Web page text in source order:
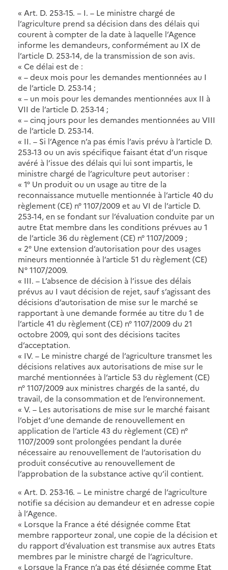
« Art. D. 253-15. − I. – Le ministre chargé de
l’agriculture prend sa décision dans des délais qui
courent à compter de la date à laquelle l’Agence
informe les demandeurs, conformément au IX de
l’article D. 253-14, de la transmission de son avis.
« Ce délai est de :
« – deux mois pour les demandes mentionnées au I
de l’article D. 253-14 ;
« – un mois pour les demandes mentionnées aux II à
VII de l’article D. 253-14 ;
« – cinq jours pour les demandes mentionnées au VIII
de l’article D. 253-14.
« II. – Si l’Agence n’a pas émis l’avis prévu à l’article D.
253-13 ou un avis spécifique faisant état d’un risque
avéré à l’issue des délais qui lui sont impartis, le
ministre chargé de l’agriculture peut autoriser :
« 1° Un produit ou un usage au titre de la
reconnaissance mutuelle mentionnée à l’article 40 du
règlement (CE) n° 1107/2009 et au VI de l’article D.
253-14, en se fondant sur l’évaluation conduite par un
autre Etat membre dans les conditions prévues au 1
de l’article 36 du règlement (CE) n° 1107/2009 ;
« 2° Une extension d’autorisation pour des usages
mineurs mentionnée à l’article 51 du règlement (CE)
N° 1107/2009.
« III. – L’absence de décision à l’issue des délais
prévus au I vaut décision de rejet, sauf s’agissant des
décisions d’autorisation de mise sur le marché se
rapportant à une demande formée au titre du 1 de
l’article 41 du règlement (CE) n° 1107/2009 du 21
octobre 2009, qui sont des décisions tacites
d’acceptation.
« IV. – Le ministre chargé de l’agriculture transmet les
décisions relatives aux autorisations de mise sur le
marché mentionnées à l’article 53 du règlement (CE)
n° 1107/2009 aux ministres chargés de la santé, du
travail, de la consommation et de l’environnement.
« V. – Les autorisations de mise sur le marché faisant
l’objet d’une demande de renouvellement en
application de l’article 43 du règlement (CE) n°
1107/2009 sont prolongées pendant la durée
nécessaire au renouvellement de l’autorisation du
produit consécutive au renouvellement de
l’approbation de la substance active qu’il contient.
« Art. D. 253-16. − Le ministre chargé de l’agriculture
notifie sa décision au demandeur et en adresse copie
à l’Agence.
« Lorsque la France a été désignée comme Etat
membre rapporteur zonal, une copie de la décision et
du rapport d’évaluation est transmise aux autres Etats
membres par le ministre chargé de l’agriculture.
« Lorsque la France n’a pas été désignée comme Etat